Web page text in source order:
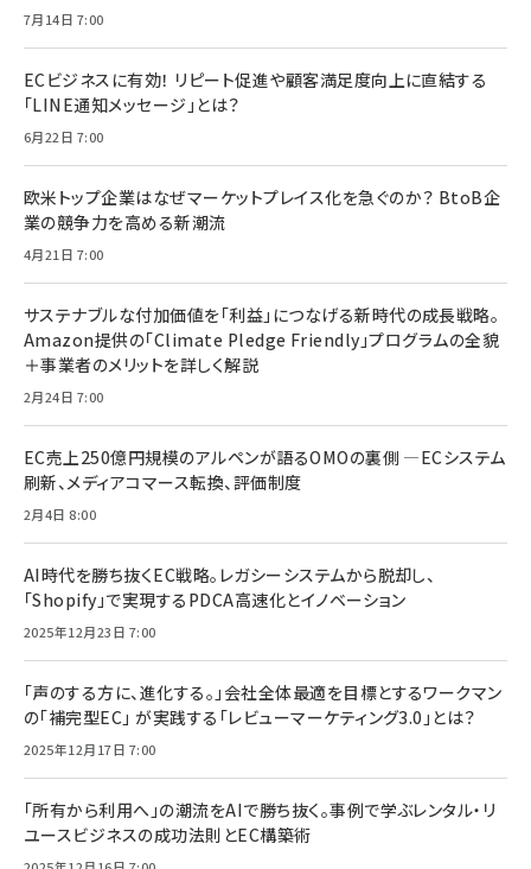
7月14日 7:00
ECビジネスに有効！ リピート促進や顧客満足度向上に直結する
「LINE通知メッセージ」とは？
6月22日 7:00
欧米トップ企業はなぜマーケットプレイス化を急ぐのか？ BtoB企
業の競争力を高める新潮流
4月21日 7:00
サステナブルな付加価値を「利益」につなげる新時代の成長戦略。
Amazon提供の「Climate Pledge Friendly」プログラムの全貌
＋事業者のメリットを詳しく解説
2月24日 7:00
EC売上250億円規模のアルペンが語るOMOの裏側 ―ECシステム
刷新、メディアコマース転換、評価制度
2月4日 8:00
AI時代を勝ち抜くEC戦略。レガシーシステムから脱却し、
「Shopify」で実現するPDCA高速化とイノベーション
2025年12月23日 7:00
「声のする方に、進化する。」会社全体最適を目標とするワークマン
の「補完型EC」 が実践する「レビューマーケティング3.0」とは？
2025年12月17日 7:00
「所有から利用へ」の潮流をAIで勝ち抜く。事例で学ぶレンタル・リ
ユースビジネスの成功法則とEC構築術